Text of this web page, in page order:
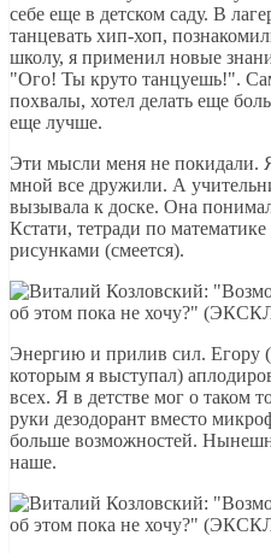
себе еще в детском саду. В
танцевать хип-хоп,
школу, я применил новые
"Ого! Ты круто танцуешь!".
похвалы, хотел делать еще
еще лучше.
Эти мысли меня не покидали.
мной все дружили. А
вызывала к доске. Она
Кстати, тетради по
рисунками (смеется).
Энергию и прилив сил. Егору
которым я выступал)
всех. Я в детстве мог о таком
руки дезодорант вместо
больше возможностей.
наше.